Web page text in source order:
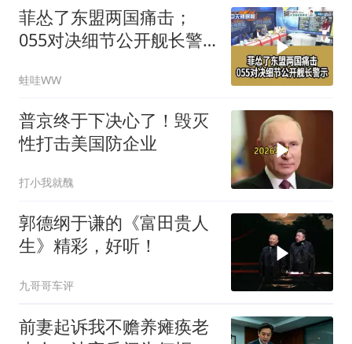
菲怂了东盟两国痛击；
055对决细节公开舰长警
冰｜辣晚报20260805
蛙哇WW
普京终于下决心了！毁灭
性打击美国防企业
打小我就醜
郭德纲于谦的《富田贵人
生》精彩，好听！
九哥哥车评
前妻起诉我不赡养瘫痪老